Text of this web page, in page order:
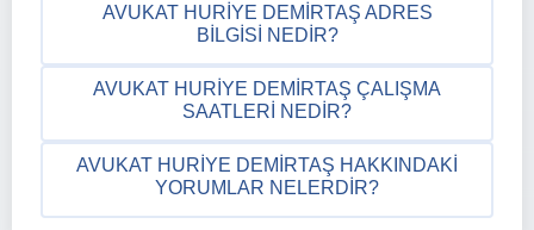
AVUKAT HURIYE DEMIRTAŞ ADRES
BILGISI NEDIR?
AVUKAT HURIYE DEMIRTAŞ ÇALIŞMA
SAATLERI NEDIR?
AVUKAT HURIYE DEMIRTAŞ HAKKINDAKI
YORUMLAR NELERDIR?